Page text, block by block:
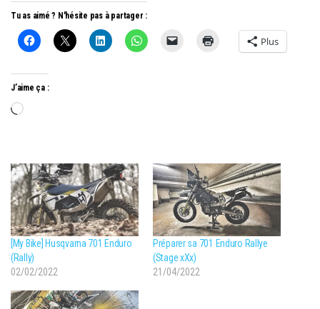
Tu as aimé ? N'hésite pas à partager :
Plus
J’aime ça :
Chargement…
[My Bike] Husqvarna 701 Enduro
(Rally)
02/02/2022
Préparer sa 701 Enduro Rallye
(Stage xXx)
21/04/2022